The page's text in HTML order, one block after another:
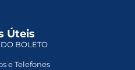
Úteis
DO BOLETO
e Telefones